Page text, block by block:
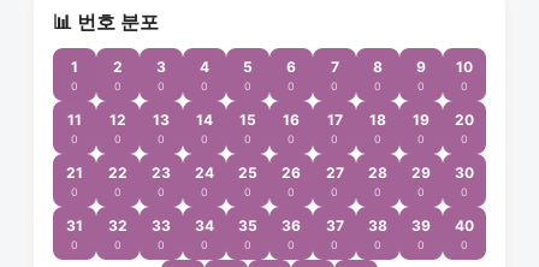
📊 번호 분포
1
0
2
0
3
0
4
0
5
0
6
0
7
0
8
0
9
0
10
0
11
0
12
0
13
0
14
0
15
0
16
0
17
0
18
0
19
0
20
0
21
0
22
0
23
0
24
0
25
0
26
0
27
0
28
0
29
0
30
0
31
0
32
0
33
0
34
0
35
0
36
0
37
0
38
0
39
0
40
0